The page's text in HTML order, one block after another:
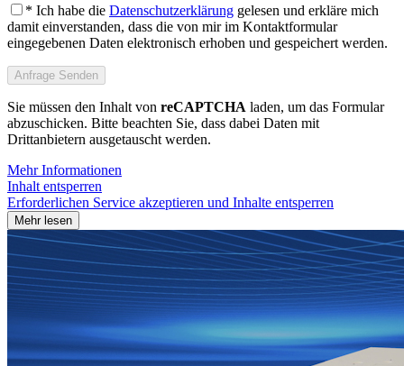
* Ich habe die Datenschutzerklärung gelesen und erkläre mich
damit einverstanden, dass die von mir im Kontaktformular
eingegebenen Daten elektronisch erhoben und gespeichert werden.
Sie müssen den Inhalt von reCAPTCHA laden, um das Formular
abzuschicken. Bitte beachten Sie, dass dabei Daten mit
Drittanbietern ausgetauscht werden.
Mehr Informationen
Inhalt entsperren
Erforderlichen Service akzeptieren und Inhalte entsperren
Mehr lesen